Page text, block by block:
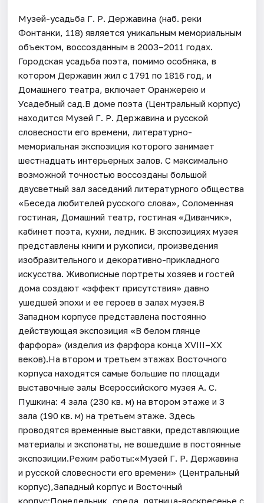
Музей-усадьба Г. Р. Державина (наб. реки
Фонтанки, 118) является уникальным мемориальным
объектом, воссозданным в 2003–2011 годах.
Городская усадьба поэта, помимо особняка, в
котором Державин жил с 1791 по 1816 год, и
Домашнего театра, включает Оранжерею и
Усадебный сад.В доме поэта (Центральный корпус)
находится Музей Г. Р. Державина и русской
словесности его времени, литературно-
мемориальная экспозиция которого занимает
шестнадцать интерьерных залов. С максимально
возможной точностью воссозданы большой
двусветный зал заседаний литературного общества
«Беседа любителей русского слова», Соломенная
гостиная, Домашний театр, гостиная «Диванчик»,
кабинет поэта, кухни, ледник. В экспозициях музея
представлены книги и рукописи, произведения
изобразительного и декоративно-прикладного
искусства. Живописные портреты хозяев и гостей
дома создают «эффект присутствия» давно
ушедшей эпохи и ее героев в залах музея.В
Западном корпусе представлена постоянно
действующая экспозиция «В белом глянце
фарфора» (изделия из фарфора конца XVIII–ХХ
веков).На втором и третьем этажах Восточного
корпуса находятся самые большие по площади
выставочные залы Всероссийского музея А. С.
Пушкина: 4 зала (230 кв. м) на втором этаже и 3
зала (190 кв. м) на третьем этаже. Здесь
проводятся временные выставки, представляющие
материалы и экспонаты, не вошедшие в постоянные
экспозиции.Режим работы:«Музей Г. Р. Державина
и русской словесности его времени» (Центральный
корпус),Западный корпус и Восточный
корпус:Понедельник, среда, пятница-воскресенье с